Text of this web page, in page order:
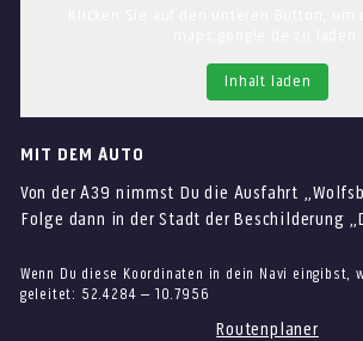
Inhalt laden
MIT DEM AUTO
Von der A39 nimmst Du die Ausfahrt
Folge dann in der Stadt der Beschilderung
Wenn Du diese Koordinaten in dein Navi eingibst,
geleitet: 52.4284 – 10.7956
Routenplaner